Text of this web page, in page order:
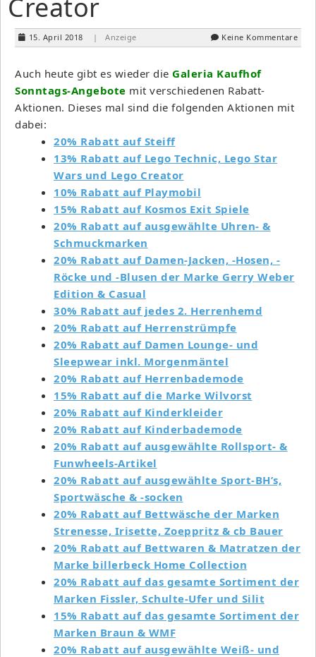
Creator
15. April 2018 | Anzeige Keine Kommentare
Auch heute gibt es wieder die Galeria Kaufhof
Sonntags-Angebote mit verschiedenen Rabatt-
Aktionen. Dieses mal sind die folgenden Aktionen mit
dabei:
20% Rabatt auf Steiff
13% Rabatt auf Lego Technic, Lego Star
Wars und Lego Creator
10% Rabatt auf Playmobil
15% Rabatt auf Kosmos Exit Spiele
20% Rabatt auf ausgewählte Uhren- &
Schmuckmarken
20% Rabatt auf Damen-Jacken, -Hosen, -
Röcke und -Blusen der Marke Gerry Weber
Edition & Casual
30% Rabatt auf jedes 2. Herrenhemd
20% Rabatt auf Herrenstrümpfe
20% Rabatt auf Damen Lounge- und
Sleepwear inkl. Morgenmäntel
20% Rabatt auf Herrenbademode
15% Rabatt auf die Marke Wilvorst
20% Rabatt auf Kinderkleider
20% Rabatt auf Kinderbademode
20% Rabatt auf ausgewählte Rollsport- &
Funwheels-Artikel
20% Rabatt auf ausgewählte Sport-BH’s,
Sportwäsche & -socken
20% Rabatt auf Bettwäsche der Marken
Strenesse, Irisette, Zoeppritz & cb Bauer
20% Rabatt auf Bettwaren & Matratzen der
Marke billerbeck Home Collection
20% Rabatt auf das gesamte Sortiment der
Marken Fissler, Schulte-Ufer und Silit
15% Rabatt auf das gesamte Sortiment der
Marken Braun & WMF
20% Rabatt auf ausgewählte Weiß- und